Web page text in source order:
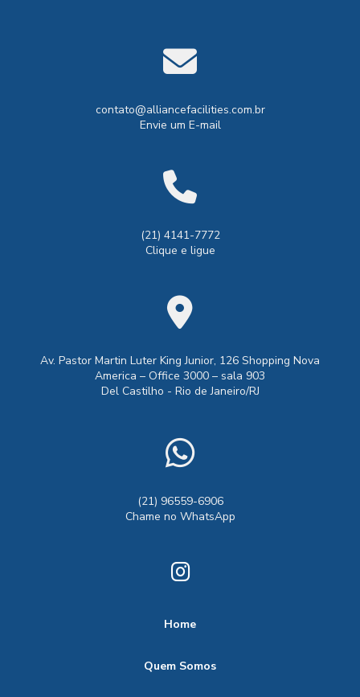
contato@alliancefacilities.com.br
Envie um E-mail
(21) 4141-7772
Clique e ligue
Av. Pastor Martin Luter King Junior, 126 Shopping Nova
America – Office 3000 – sala 903
Del Castilho - Rio de Janeiro/RJ
(21) 96559-6906
Chame no WhatsApp
Home
Quem Somos